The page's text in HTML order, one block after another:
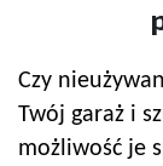
Czy
Twój garaż i
możliwość je